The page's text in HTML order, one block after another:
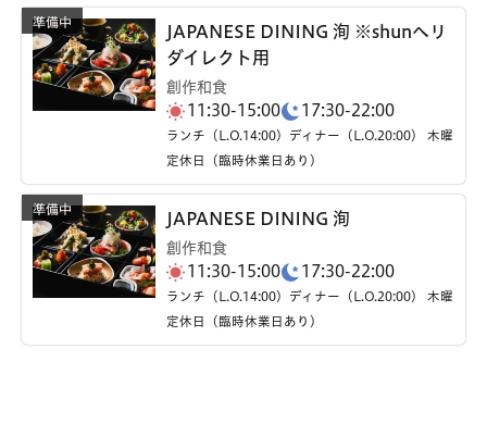
JAPANESE DINING 洵 ※shunへリ
ダイレクト用
創作和食
11:30-15:00 17:30-22:00
ランチ（L.O.14:00）ディナー（L.O.20:00） 木曜
定休日（臨時休業日あり）
JAPANESE DINING 洵
創作和食
11:30-15:00 17:30-22:00
ランチ（L.O.14:00）ディナー（L.O.20:00） 木曜
定休日（臨時休業日あり）